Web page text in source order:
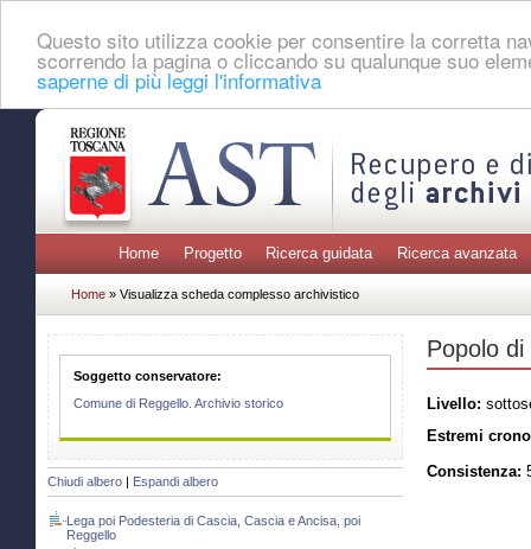
Questo sito utilizza cookie per consentire la corretta
scorrendo la pagina o cliccando su qualunque suo
saperne di più leggi l'informativa
Home Progetto Ricerca guidata Ricerca avanzata
Home » Visualizza scheda complesso archivistico
Soggetto conservatore:
Comune di Reggello. Archivio storico
Chiudi albero Espandi albero
Lega poi Podesteria di Cascia, Cascia e Ancisa, poi
Reggello
Popolo
Livello:
Estremi
Consistenza: